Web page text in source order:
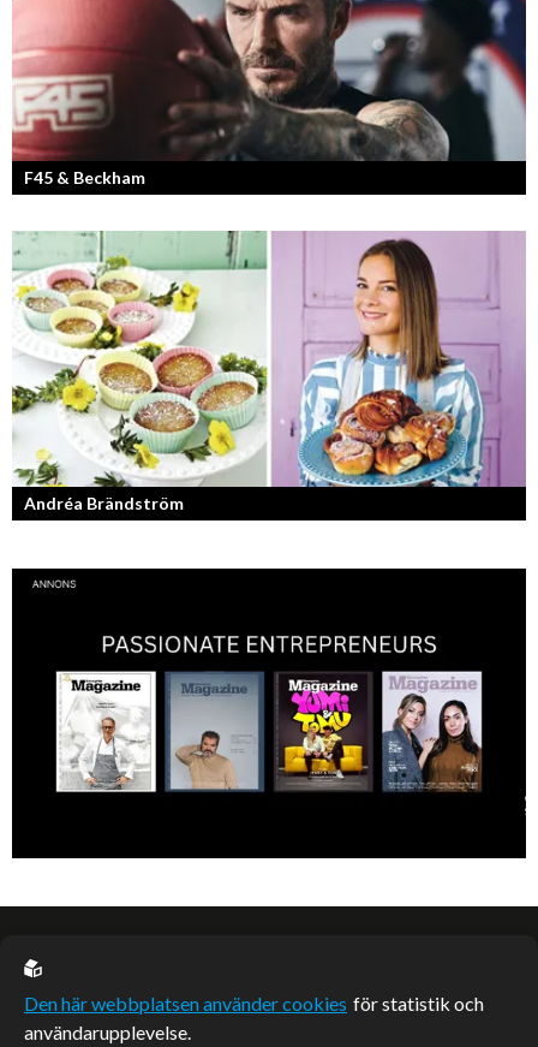
F45 & Beckham
F45 Training med partners som bland annat Mark Wahlberg och
David Beckham i spetsen har nått stora framgångar med sina
träningsstudios...
Andréa Brändström
Vinnare av Hela Sverige Bakar 2017.
EU casino
Den här webbplatsen använder cookies för statistik och
användarupplevelse.